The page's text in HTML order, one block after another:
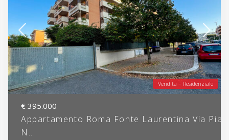
Vendita – Residenziale
€ 395.000
Appartamento Roma Fonte Laurentina Via Pia
N...